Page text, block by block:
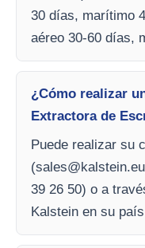
30 días, marítimo
aéreo 30-60 días,
¿Cómo realizar
Extractora de
Puede realizar su
(sales@kalstein.eu
39 26 50) o a
Kalstein en su